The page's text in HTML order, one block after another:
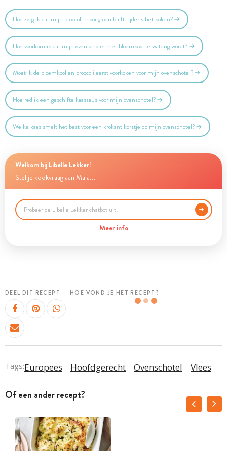
Hoe zorg ik dat mijn broccoli mooi groen blijft tijdens het koken?
Hoe voorkom ik dat mijn ovenschotel met bloemkool te waterig wordt?
Moet ik de bloemkool en broccoli eerst voorkoken voor mijn ovenschotel?
Hoe red ik een geschifte kaassaus voor mijn ovenschotel?
Welke kaas smelt het best voor een krokant korstje op mijn ovenschotel?
Welkom bij Libelle Lekker!
Stel je kookvraag aan Maia...
Meer info
DEEL DIT RECEPT HOE VOND JE HET RECEPT?
Tags:Europees Hoofdgerecht Ovenschotel Vlees
Of een ander recept?